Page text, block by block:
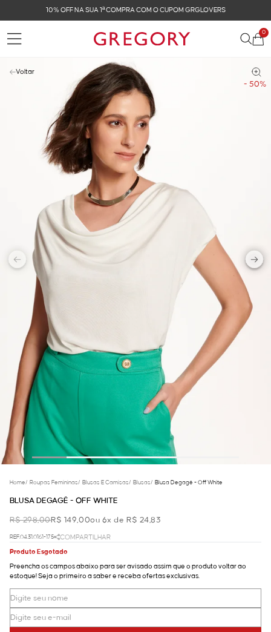
10% OFF NA SUA 1ª COMPRA COM O CUPOM GRGLOVERS
0
- 50%
Voltar
Home/ Roupas Femininas/ Blusas E Camisas/ Blusas/ Blusa Degagê - Off White
BLUSA DEGAGÊ - OFF WHITE
R$ 298,00R$ 149,00ou 6x de R$ 24,83
REF.04.31.0161-175
COMPARTILHAR
Produto Esgotado
Preencha os campos abaixo para ser avisado assim que o produto voltar ao
estoque! Seja o primeiro a saber e receba ofertas exclusivas.